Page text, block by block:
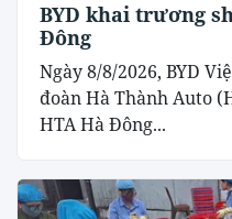
BYD khai trương
Đông
Ngày 8/8/2026, BYD
đoàn Hà Thành Auto
HTA Hà Đông...